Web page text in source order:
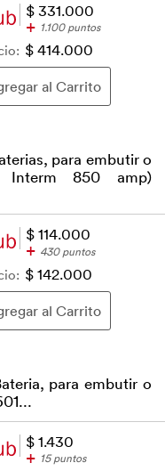
$ 331.000
+ 1.100 puntos
$ 414.000
para embutir o
850 amp)
$ 114.000
+ 430 puntos
$ 142.000
para embutir o
$ 1.430
+ 15 puntos